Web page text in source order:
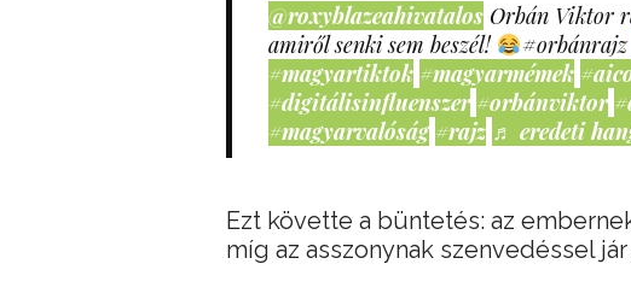
@roxyblazeahivatalos Orbán Viktor
amiről senki sem beszél!
#orbánrajz
#magyartiktok #magyarmémek
#digitálisinfluenszer #orbánviktor
#magyarvalóság #rajz ♬ eredeti
Ezt követte a büntetés: az
míg az asszonynak szenvedéssel